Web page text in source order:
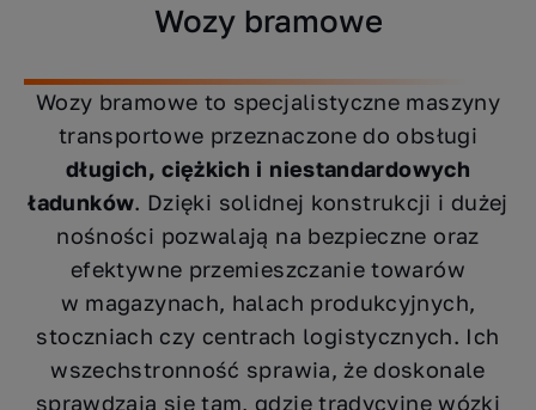
Wozy bramowe
Wozy bramowe to specjalistyczne maszyny
transportowe przeznaczone do obsługi
długich, ciężkich i niestandardowych
ładunków. Dzięki solidnej konstrukcji i dużej
nośności pozwalają na bezpieczne oraz
efektywne przemieszczanie towarów
w magazynach, halach produkcyjnych,
stoczniach czy centrach logistycznych. Ich
wszechstronność sprawia, że doskonale
sprawdzają się tam, gdzie tradycyjne wózki